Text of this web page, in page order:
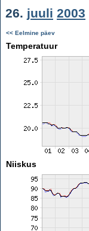
26. juuli 2003
<< Eelmine päev
Temperatuur
Niiskus